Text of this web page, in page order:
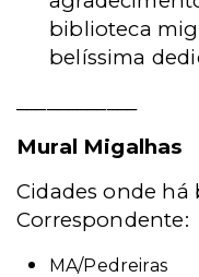
biblioteca
belíssima
Mural Migalhas
Cidades onde há
Correspondente:
MA/Pedreiras